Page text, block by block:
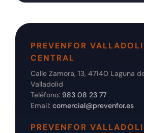
PREVENFOR
CENTRAL
Calle Zamora, 13, 47140 Laguna
Valladolid
Teléfono: 983 08 23 77
Email: comercial@prevenfor.es
PREVENFOR